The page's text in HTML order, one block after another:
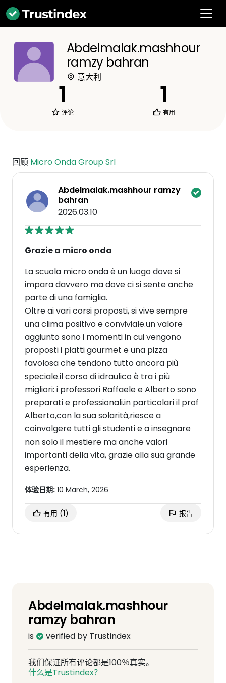
Abdelmalak.mashhour
ramzy bahran
意大利
1
评论
1
有用
回顾 Micro Onda Group Srl
Abdelmalak.mashhour ramzy
bahran
2026.03.10
Grazie a micro onda
La scuola micro onda è un luogo dove si
impara davvero ma dove ci si sente anche
parte di una famiglia.
Oltre ai vari corsi proposti, si vive sempre
una clima positivo e conviviale.un valore
aggiunto sono i momenti in cui vengono
proposti i piatti gourmet e una pizza
favolosa che tendono tutto ancora più
speciale.il corso di idraulico è tra i più
migliori: i professori Raffaele e Alberto sono
preparati e professionali.in particolari il prof
Alberto,con la sua solarità,riesce a
coinvolgere tutti gli studenti e a insegnare
non solo il mestiere ma anche valori
importanti della vita, grazie alla sua grande
esperienza.
体验日期: 10 March, 2026
有用 (1) 报告
Abdelmalak.mashhour
ramzy bahran
is verified by Trustindex
我们保证所有评论都是100％真实。
什么是Trustindex？